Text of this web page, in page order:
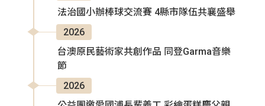
法治國小辦棒球交流賽 4縣市隊伍共襄盛舉
2026
台澳原民藝術家共創作品 同登Garma音樂
節
2026